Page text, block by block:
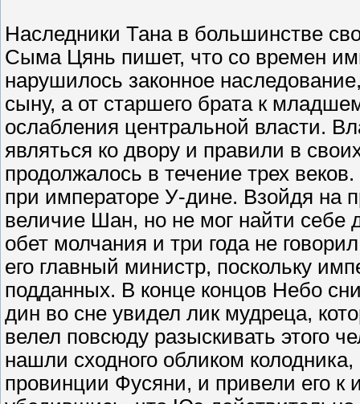
Наследники Тана в большинстве
Сыма Цянь пишет, что со времен
нарушилось законное
сыну, а от старшего брата к
ослабления центральной власти.
являться ко двору и правили в
продолжалось в течение трех
при императоре У-дине. Взойдя на
величие Шан, но не мог найти себе
обет молчания и три года не
его главный министр, поскольку
подданных. В конце концов Небо
дин во сне увидел лик мудреца,
велел повсюду разыскивать этого
нашли сходного обликом
провинции Фусяни, и привели его к